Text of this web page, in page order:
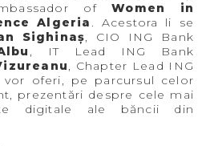
ofWomen in
Algeria . Acestora li se
Sighinaș, CIO ING Bank
, IT Lead ING Bank
, Chapter Lead ING
vor oferi, pe parcursul celor
prezentări despre cele mai
digitale ale băncii din